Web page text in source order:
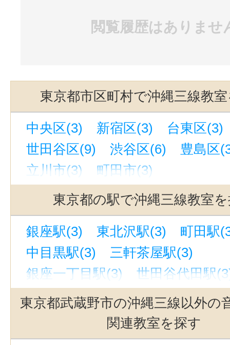
閲覧履歴はありませ
東京都市区町村で沖縄三線教
中央区(3) 新宿区(3)
台東区(3)
世田谷区(9)
渋谷区(6)
豊島区
立川市(3)
町田市(3)
東京都の駅で沖縄三線教室
銀座駅(3) 東北沢駅(3)
町田駅
中目黒駅(3)
三軒茶屋駅(3)
銀座一丁目駅(3)
世田谷代田駅
立川駅(3)
代官山駅(3)
吉祥寺
駒沢大学駅(3)
池袋駅(3)
自由が丘駅(東京)(3)
上野駅(3)
東京都武蔵野市の沖縄三線以外の
関連教室を探す